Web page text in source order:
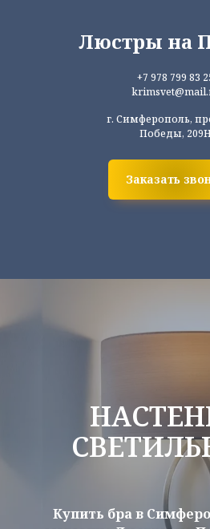
Люстры на
+7 978 799 83
г. Симферополь,
Победы,
Заказать
Купить бра в